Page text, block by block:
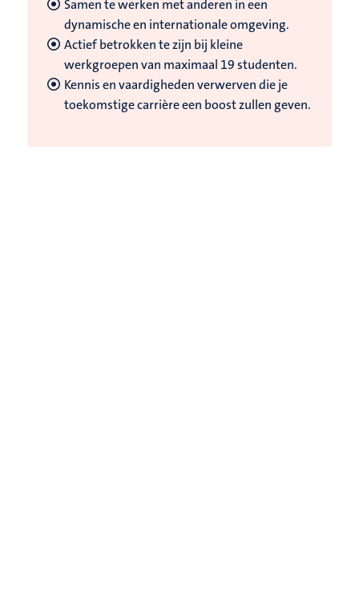
Samen te werken met anderen in een
dynamische en internationale omgeving.
Actief betrokken te zijn bij kleine
werkgroepen van maximaal 19 studenten.
Kennis en vaardigheden verwerven die je
toekomstige carrière een boost zullen geven.